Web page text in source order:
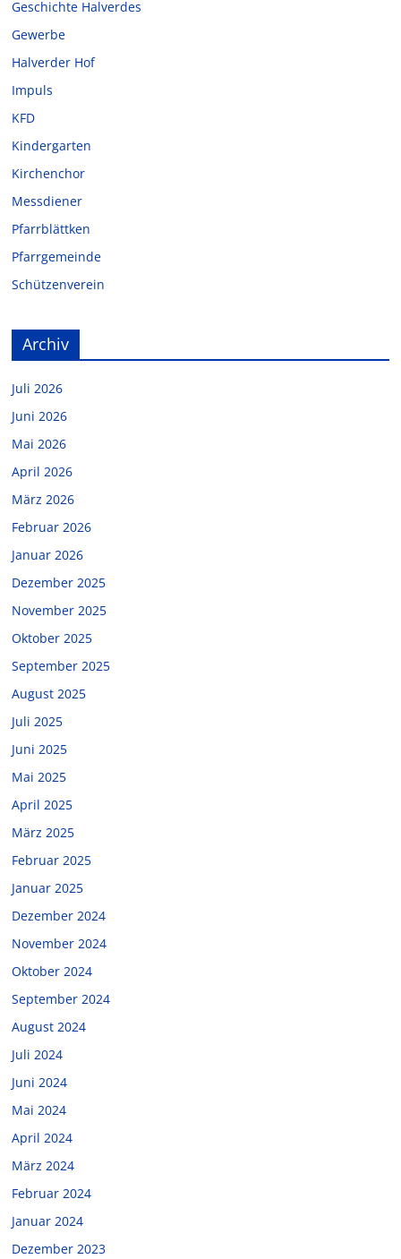
Geschichte Halverdes
Gewerbe
Halverder Hof
Impuls
KFD
Kindergarten
Kirchenchor
Messdiener
Pfarrblättken
Pfarrgemeinde
Schützenverein
Archiv
Juli 2026
Juni 2026
Mai 2026
April 2026
März 2026
Februar 2026
Januar 2026
Dezember 2025
November 2025
Oktober 2025
September 2025
August 2025
Juli 2025
Juni 2025
Mai 2025
April 2025
März 2025
Februar 2025
Januar 2025
Dezember 2024
November 2024
Oktober 2024
September 2024
August 2024
Juli 2024
Juni 2024
Mai 2024
April 2024
März 2024
Februar 2024
Januar 2024
Dezember 2023